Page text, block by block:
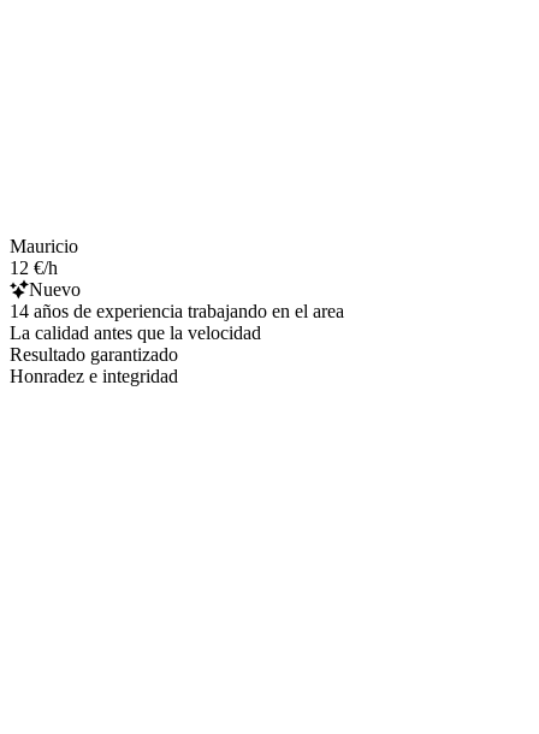
Mauricio
12 €/h
Nuevo
14 años de experiencia trabajando en el area
La calidad antes que la velocidad
Resultado garantizado
Honradez e integridad